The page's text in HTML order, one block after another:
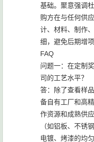
基础。聚意强调
购方在与任何供
计、材料、制作
细，避免后期增项
FAQ
问题一：在定制
司的工艺水平？
答：除了查看样
备自有工厂和高
作资源和成熟供
（如铝板、不锈
电镀、烤漆的均